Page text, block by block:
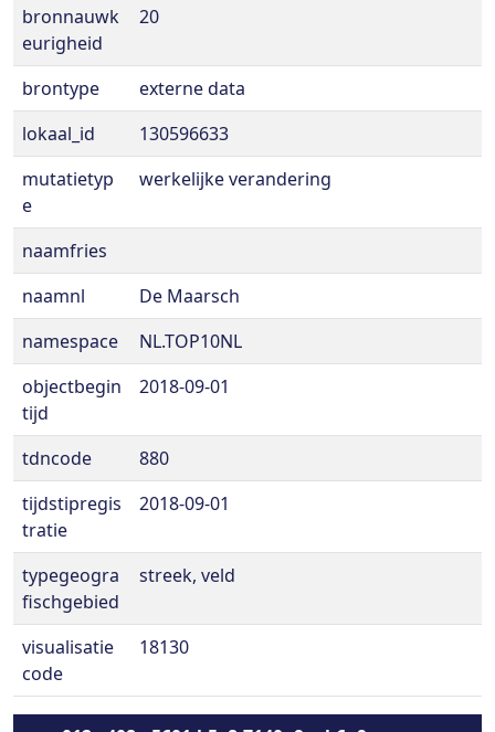
bronnauwk
eurigheid
20
brontype
externe data
lokaal_id
130596633
mutatietyp
e
werkelijke verandering
naamfries
naamnl
De Maarsch
namespace
NL.TOP10NL
objectbegin
tijd
2018-09-01
tdncode
880
tijdstipregis
tratie
2018-09-01
typegeogra
fischgebied
streek, veld
visualisatie
code
18130